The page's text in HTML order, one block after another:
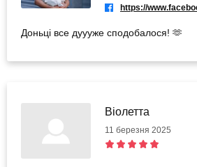
Доньці все дуууже сподобалося! 🫶
Віолетта
11 березня 2025